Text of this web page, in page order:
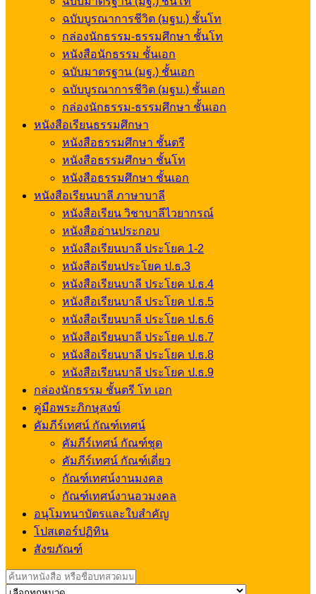
ฉบับบูรณาการชีวิต (มฐบ.) ชั้นโท
กล่องนักธรรม-ธรรมศึกษา ชั้นโท
หนังสือนักธรรม ชั้นเอก
ฉบับมาตรฐาน (มฐ.) ชั้นเอก
ฉบับบูรณาการชีวิต (มฐบ.) ชั้นเอก
กล่องนักธรรม-ธรรมศึกษา ชั้นเอก
หนังสือเรียนธรรมศึกษา
หนังสือธรรมศึกษา ชั้นตรี
หนังสือธรรมศึกษา ชั้นโท
หนังสือธรรมศึกษา ชั้นเอก
หนังสือเรียนบาลี ภาษาบาลี
หนังสือเรียน วิชาบาลีไวยากรณ์
หนังสืออ่านประกอบ
หนังสือเรียนบาลี ประโยค 1-2
หนังสือเรียนประโยค ป.ธ.3
หนังสือเรียนบาลี ประโยค ป.ธ.4
หนังสือเรียนบาลี ประโยค ป.ธ.5
หนังสือเรียนบาลี ประโยค ป.ธ.6
หนังสือเรียนบาลี ประโยค ป.ธ.7
หนังสือเรียนบาลี ประโยค ป.ธ.8
หนังสือเรียนบาลี ประโยค ป.ธ.9
กล่องนักธรรม ชั้นตรี โท เอก
คู่มือพระภิกษุสงฆ์
คัมภีร์เทศน์ กัณฑ์เทศน์
คัมภีร์เทศน์ กัณฑ์ชุด
คัมภีร์เทศน์ กัณฑ์เดี่ยว
กัณฑ์เทศน์งานมงคล
กัณฑ์เทศน์งานอวมงคล
อนุโมทนาบัตรและใบสำคัญ
โปสเตอร์ปฏิทิน
สังฆภัณฑ์
Search
for: